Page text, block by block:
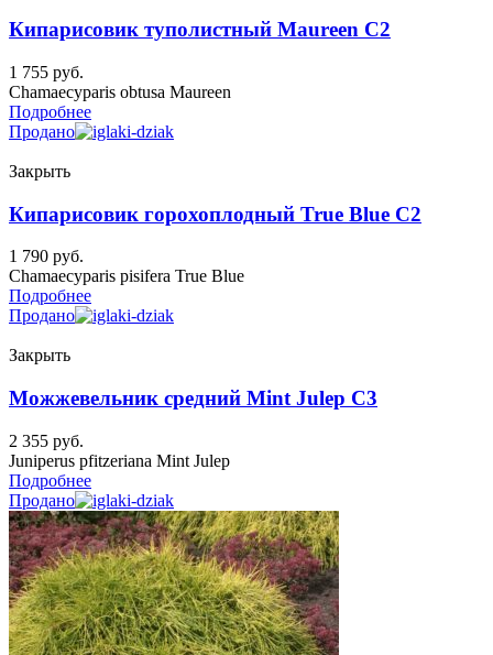
Кипарисовик туполистный Maureen C2
1 755 руб.
Chamaecyparis obtusa Maureen
Подробнее
Продано
Закрыть
Кипарисовик горохоплодный True Blue C2
1 790 руб.
Chamaecyparis pisifera True Blue
Подробнее
Продано
Закрыть
Можжевельник средний Mint Julep C3
2 355 руб.
Juniperus pfitzeriana Mint Julep
Подробнее
Продано